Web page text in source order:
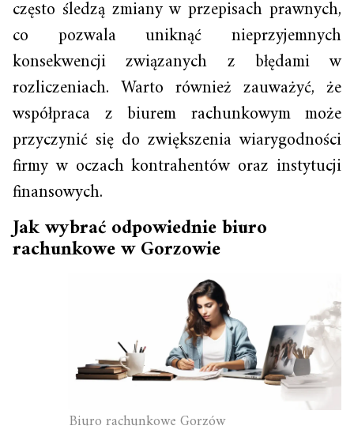
często śledzą zmiany w przepisach prawnych,
co pozwala uniknąć nieprzyjemnych
konsekwencji związanych z błędami w
rozliczeniach. Warto również zauważyć, że
współpraca z biurem rachunkowym może
przyczynić się do zwiększenia wiarygodności
firmy w oczach kontrahentów oraz instytucji
finansowych.
Jak wybrać odpowiednie biuro
rachunkowe w Gorzowie
Biuro rachunkowe Gorzów